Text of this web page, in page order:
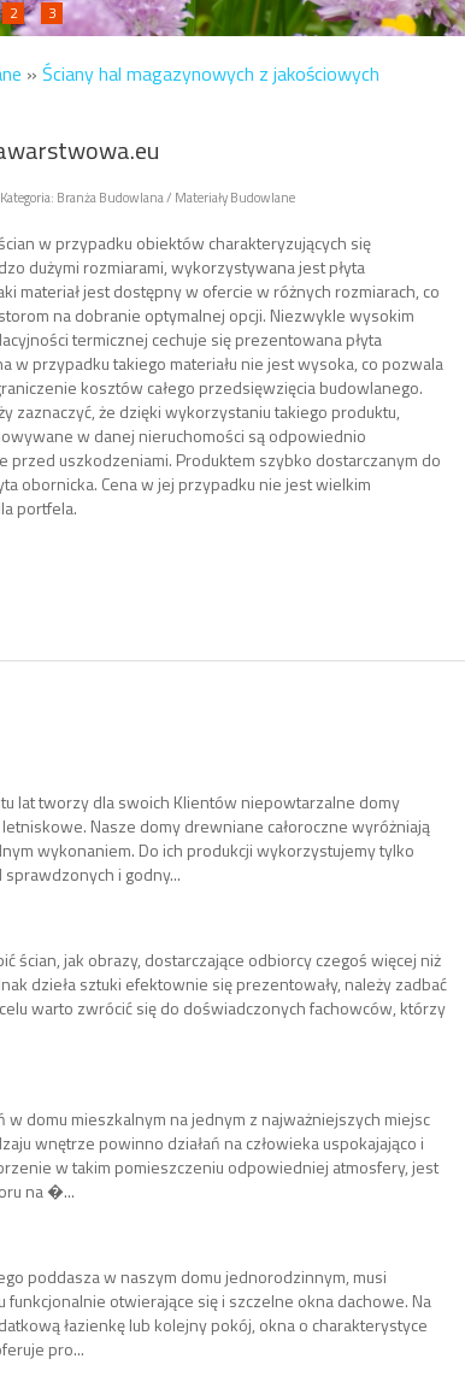
2 3
» Ściany hal magazynowych z jakościowych
Kategoria: Branża Budowlana / Materiały Budowlane
w przypadku obiektów charakteryzujących się
dużymi rozmiarami, wykorzystywana jest płyta
materiał jest dostępny w ofercie w różnych rozmiarach, co
na dobranie optymalnej opcji. Niezwykle wysokim
termicznej cechuje się prezentowana płyta
w przypadku takiego materiału nie jest wysoka, co pozwala
kosztów całego przedsięwzięcia budowlanego.
zaznaczyć, że dzięki wykorzystaniu takiego produktu,
w danej nieruchomości są odpowiednio
przed uszkodzeniami. Produktem szybko dostarczanym do
obornicka. Cena w jej przypadku nie jest wielkim
portfela.
lat tworzy dla swoich Klientów niepowtarzalne domy
Nasze domy drewniane całoroczne wyróżniają
wykonaniem. Do ich produkcji wykorzystujemy tylko
i godny...
ścian, jak obrazy, dostarczające odbiorcy czegoś więcej niż
dzieła sztuki efektownie się prezentowały, należy zadbać
warto zwrócić się do doświadczonych fachowców, którzy
domu mieszkalnym na jednym z najważniejszych miejsc
wnętrze powinno działań na człowieka uspokajająco i
w takim pomieszczeniu odpowiedniej atmosfery, jest
na �...
poddasza w naszym domu jednorodzinnym, musi
otwierające się i szczelne okna dachowe. Na
łazienkę lub kolejny pokój, okna o charakterystyce
pro...